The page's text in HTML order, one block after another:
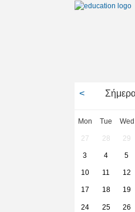
<
Mon Tue Wed
27 28 29
3 4 5
10 11 12
17 18 19
24 25 26